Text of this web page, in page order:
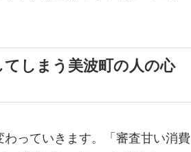
てしまう美波町の人の心
っていきます。「審査甘い消費